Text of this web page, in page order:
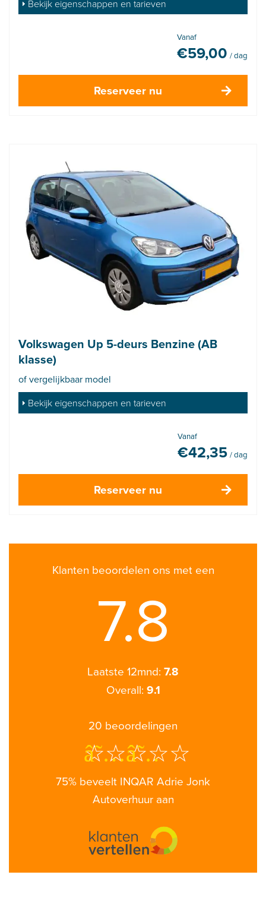
Bekijk eigenschappen en tarieven
Vanaf
€59,00 / dag
Reserveer nu
Volkswagen Up 5-deurs Benzine (AB
klasse)
of vergelijkbaar model
Bekijk eigenschappen en tarieven
Vanaf
€42,35 / dag
Reserveer nu
Klanten beoordelen ons met een
7.8
Laatste 12mnd: 7.8
Overall: 9.1
20 beoordelingen
75% beveelt INQAR Adrie Jonk
Autoverhuur aan